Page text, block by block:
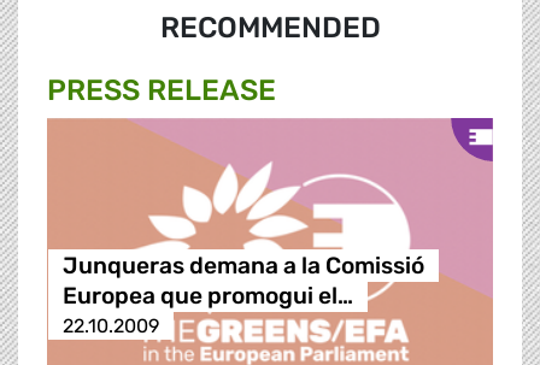
RECOMMENDED
PRESS RELEASE
Junqueras demana a la Comissió
Europea que promogui el…
22.10.2009